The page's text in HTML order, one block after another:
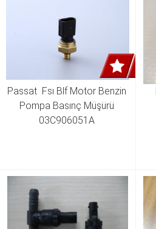
Passat  Fsı Blf Motor Benzin
Pompa Basınç Müşürü
03C906051A